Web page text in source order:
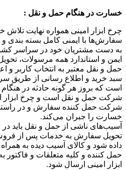
خسارت در هنگام حمل و نقل :
چرخ ابزار امینی همواره نهایت تلاش
سفارش‏‌ها با ایمنی کامل بسته
به دست مشتریان خود در سراسر
ایمن و استاندارد همه مرسولات،
حمل و نقل معتبر به انتخاب کاربر و
سبد خرید و اطلاع رسانی از طریق
است که بروز هر گونه حادثه در
شرکت حمل و نقل است و چرخ ابزار
شرکت حمل کننده سفارش و در
خسارت را جبران می‌‏کند.
تحویل سفارش به خدمات پس از فروش
داده شود و کالای آسیب دیده به
حمل کننده و کلیه متعلقات و
ابزار امینی ارسال شود.